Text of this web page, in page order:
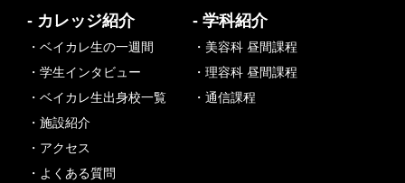
- カレッジ紹介
・ベイカレ生の一週間
・学生インタビュー
・ベイカレ生出身校一覧
・施設紹介
・アクセス
・よくある質問
- 学科紹介
・美容科 昼間課程
・理容科 昼間課程
・通信課程